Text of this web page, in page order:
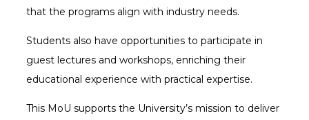
that the programs align with industry needs.
Students also have opportunities to participate in
guest lectures and workshops, enriching their
educational experience with practical expertise.
This MoU supports the University’s mission to deliver